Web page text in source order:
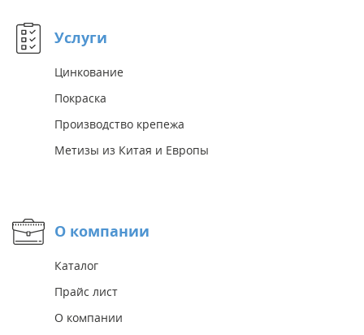
Услуги
Цинкование
Покраска
Производство крепежа
Метизы из Китая и Европы
О компании
Каталог
Прайс лист
О компании